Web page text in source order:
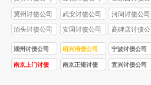
司
冀州讨债公司 武安讨债公司 河间讨债公司
泊头讨债公司 安国讨债公司
高碑店讨债公
司
湖州讨债公司 绍兴清债公司 宁波讨债公司
南京上门讨债
南京正规讨债
宜兴讨债公司